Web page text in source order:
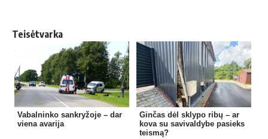
Teisėtvarka
Vabalninko sankryžoje – dar
viena avarija
Ginčas dėl sklypo ribų – ar
kova su savivaldybe pasieks
teismą?